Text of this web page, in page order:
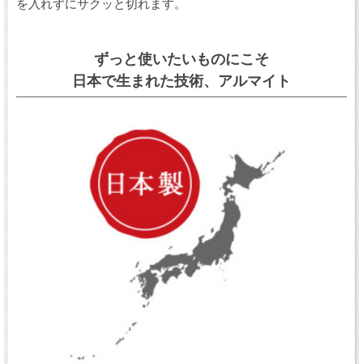
を入れずにサクッと切れます。
ずっと使いたいものにこそ
日本で生まれた技術、アルマイト